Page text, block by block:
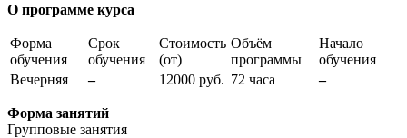
О программе курса
Форма
обучения
Срок
обучения
Стоимость
(от)
Объём
программы
Начало
обучения
Вечерняя
– 12000 руб. 72 часа –
Форма занятий
Групповые занятия